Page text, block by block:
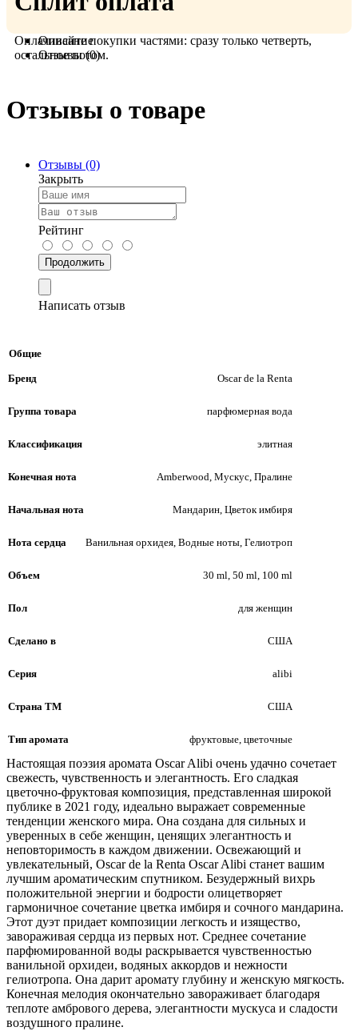
Оплачивайте покупки частями: сразу только четверть,
остальное потом.
Описание
Отзывы (0)
Отзывы о товаре
Отзывы (0)
Закрыть
Рейтинг
Продолжить
Написать отзыв
Общие
Бренд Oscar de la Renta
Группа товара парфюмерная вода
Классификация элитная
Конечная нота Amberwood, Мускус, Пралине
Начальная нота Мандарин, Цветок имбиря
Нота сердца Ванильная орхидея, Водные ноты, Гелиотроп
Объем 30 ml, 50 ml, 100 ml
Пол для женщин
Сделано в США
Серия alibi
Страна ТМ США
Тип аромата фруктовые, цветочные
Настоящая поэзия аромата Oscar Alibi очень удачно сочетает
свежесть, чувственность и элегантность. Его сладкая
цветочно-фруктовая композиция, представленная широкой
публике в 2021 году, идеально выражает современные
тенденции женского мира. Она создана для сильных и
уверенных в себе женщин, ценящих элегантность и
неповторимость в каждом движении. Освежающий и
увлекательный, Oscar de la Renta Oscar Alibi станет вашим
лучшим ароматическим спутником. Безудержный вихрь
положительной энергии и бодрости олицетворяет
гармоничное сочетание цветка имбиря и сочного мандарина.
Этот дуэт придает композиции легкость и изящество,
завораживая сердца из первых нот. Среднее сочетание
парфюмированной воды раскрывается чувственностью
ванильной орхидеи, водяных аккордов и нежности
гелиотропа. Она дарит аромату глубину и женскую мягкость.
Конечная мелодия окончательно завораживает благодаря
теплоте амбрового дерева, элегантности мускуса и сладости
воздушного пралине.